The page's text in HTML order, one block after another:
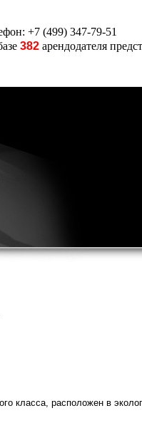
+7 (499) 347-79-51
382 арендодателя
класса, расположен в